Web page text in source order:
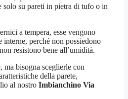
solo su pareti in pietra di tufo o in
a tempera, esse vengono
interne, perché non possiedono
resistono bene all’umidità.
ma bisogna sceglierle con
della parete,
al nostro Imbianchino Via